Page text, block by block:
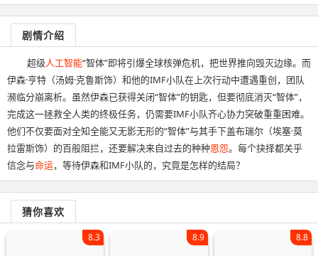
剧情介绍
超级人工智能“智体”即将引爆全球核弹危机，把世界推向毁灭边缘。而
伊森·亨特（汤姆·克鲁斯饰）和他的IMF小队在上次行动中遭遇重创，团队
濒临分崩离析。虽然伊森已获得关闭“智体”的钥匙，但要彻底消灭“智体”，
完成这一拯救全人类的终极任务，仍需要IMF小队齐心协力突破重重困难。
他们不仅要面对全知全能又无影无形的“智体”与其手下盖布瑞尔（埃塞·莫
拉雷斯饰）的百般阻拦，还要解决来自过去的种种恩怨。每个抉择都关乎
信念与命运，等待伊森和IMF小队的，究竟是怎样的结局？
猜你喜欢
8.3 8.9 8.8